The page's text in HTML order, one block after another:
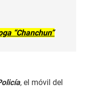
“Chanchun”
, el móvil del